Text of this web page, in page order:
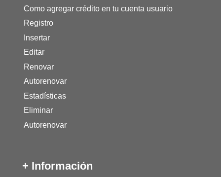
Como agregar crédito en tu cuenta usuario
Registro
Insertar
Editar
Renovar
Autorenovar
Estadísticas
Eliminar
Autorenovar
+ Información